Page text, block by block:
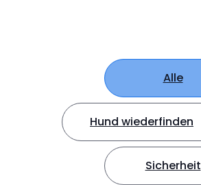
Alle
Hund wiederfinden
Sicherheit